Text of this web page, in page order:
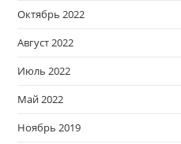
Октябрь 2022
Август 2022
Июль 2022
Май 2022
Ноябрь 2019